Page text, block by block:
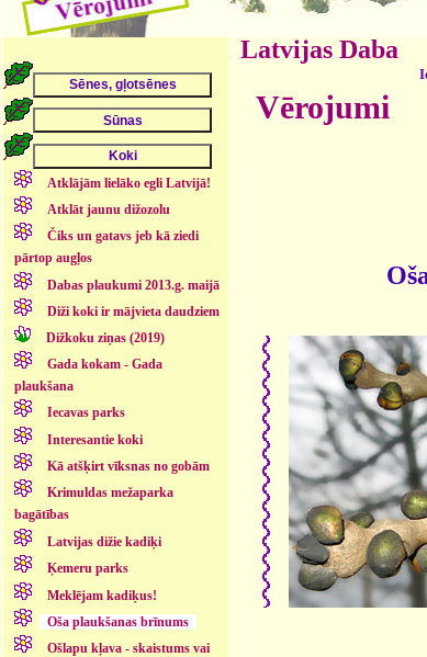
Atklājām lielāko egli Latvijā!
Atklāt jaunu dižozolu
Čiks un gatavs jeb kā ziedi
pārtop augļos
Dabas plaukumi 2013.g. maijā
Diži koki ir mājvieta daudziem
Dižkoku ziņas (2019)
Gada kokam - Gada
plaukšana
Iecavas parks
Interesantie koki
Kā atšķirt vīksnas no gobām
Krimuldas mežaparka
bagātības
Latvijas dižie kadiķi
Ķemeru parks
Meklējam kadiķus!
Oša plaukšanas brīnums
Ošlapu kļava - skaistums vai
Latvijas Daba
Vērojumi